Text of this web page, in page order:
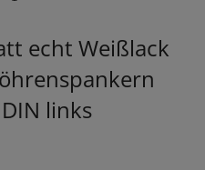
echt Weißlack
links